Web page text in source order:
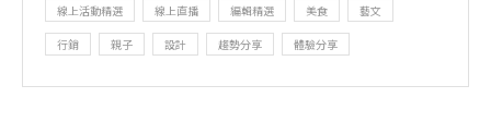
線上活動精選 線上直播 編輯精選 美食 藝文
行銷 親子 設計 趨勢分享 體驗分享